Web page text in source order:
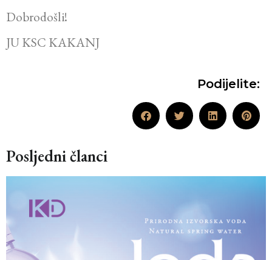
Dobrodošli!
JU KSC KAKANJ
Podijelite:
Posljedni članci